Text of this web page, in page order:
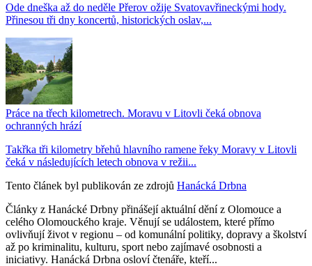
Ode dneška až do neděle Přerov ožije Svatovavřineckými hody.
Přinesou tři dny koncertů, historických oslav,...
Práce na třech kilometrech. Moravu v Litovli čeká obnova
ochranných hrází
Takřka tři kilometry břehů hlavního ramene řeky Moravy v Litovli
čeká v následujících letech obnova v režii...
Tento článek byl publikován ze zdrojů Hanácká Drbna
Články z Hanácké Drbny přinášejí aktuální dění z Olomouce a
celého Olomouckého kraje. Věnují se událostem, které přímo
ovlivňují život v regionu – od komunální politiky, dopravy a školství
až po kriminalitu, kulturu, sport nebo zajímavé osobnosti a
iniciativy. Hanácká Drbna osloví čtenáře, kteří...